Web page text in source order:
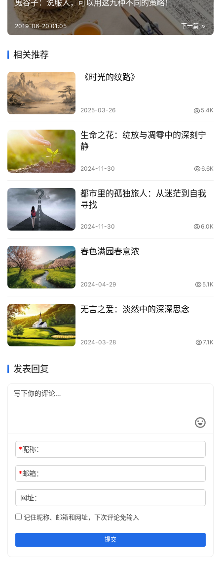
区
常
网
址
第26届美国总统西奥多·罗斯福，年轻时是一个金牌学霸，
在哈佛大学求学期间不但学业出色，而且涉猎广泛，包括拳
击、摔跤、健身、舞蹈、读诗会等等，而且对大自然特别着
迷，喜欢解剖动植物制作标本，在大一暑假的时候就出版了
压缩专业学习的时间，其传记作家推测他每天最多只有1/4
的时间用于学习。但他的成绩并不差，而且经常获得奖学
金。他的秘诀是：
高强度的专注学习。
给自己设定一个几乎不可完成的任务拼尽全力去完成
比如阅读一篇文章平时需10分钟读完，那设定5分钟定时
器，尽力不影响理解前提下快速读完；再如背单词，平时能
背20个单词就挑战50个。可以把设定
通过挑战、竞赛的方法给自己一些外部压力，来强迫自己完
成目标。一开始的时候可能会很吃力，但是经过
不断的训练
后你会为自己的潜能感到震惊
，因为人的大脑和肌肉一样，
是能够通过训练得到提升的。
学习目的不只掌握知识，还应有意识提高学习的能力（包括
快，但是学习研究的能力却是终身受用的。你开始尝试高强
度的专注学习会有困难，互联网碎片化信息导致现代人患有
注意力缺失症的症状，很难长时间集中精力做一件事，总想
学习的效果要开辟「断网时间」，在学习时间绝不碰手机开
顿计划中担任重要角色，曾获诺贝尔物理学奖。在教学方面
也有独到的见解。他提出的「4步学习」技巧是非常有效的
学习方法：
选择一个学习主题，开始阅读关于它的所有资料，做必
要的笔记。
假装你在教室里向学生解释这个主题，用尽量简单的词
汇去描述它，力求学生能听懂。
鬼谷子：说服人，可以用这九种不同的策略！
下一篇
2019-06-20 01:05
相关推荐
《时光的纹路》
2025-03-26 5.4K
生命之花：绽放与凋零中的深刻宁
静
2024-11-30 6.6K
都市里的孤独旅人：从迷茫到自我
寻找
2024-11-30 6.0K
春色满园春意浓
2024-04-29 5.1K
无言之爱：淡然中的深深思念
2024-03-28 7.1K
发表回复
*昵称：
*邮箱：
网址：
记住昵称、邮箱和网址，下次评论免输入
提交